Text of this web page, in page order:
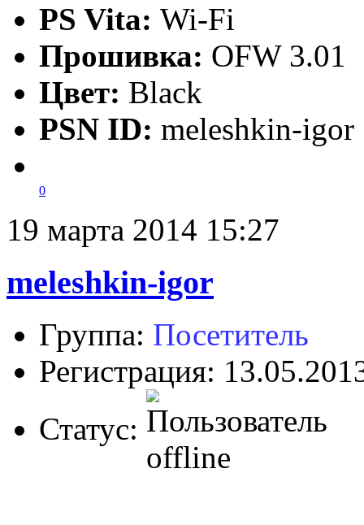
PS Vita: Wi-Fi
Прошивка: OFW 3.01
Цвет: Black
PSN ID: meleshkin-igor
0
19 марта 2014 15:27
meleshkin-igor
Группа: Посетитель
Регистрация:
Статус: